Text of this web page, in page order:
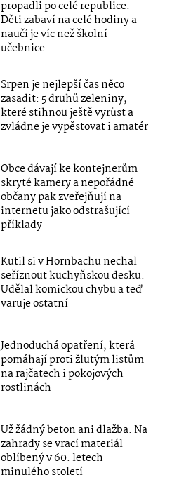
propadli po celé republice.
Děti zabaví na celé hodiny a
naučí je víc než školní
učebnice
Srpen je nejlepší čas něco
zasadit: 5 druhů zeleniny,
které stihnou ještě vyrůst a
zvládne je vypěstovat i amatér
Obce dávají ke kontejnerům
skryté kamery a nepořádné
občany pak zveřejňují na
internetu jako odstrašující
příklady
Kutil si v Hornbachu nechal
seříznout kuchyňskou desku.
Udělal komickou chybu a teď
varuje ostatní
Jednoduchá opatření, která
pomáhají proti žlutým listům
na rajčatech i pokojových
rostlinách
Už žádný beton ani dlažba. Na
zahrady se vrací materiál
oblíbený v 60. letech
minulého století